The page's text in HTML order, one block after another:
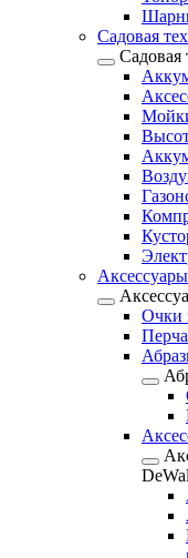
Садовая
Садовая
Очки